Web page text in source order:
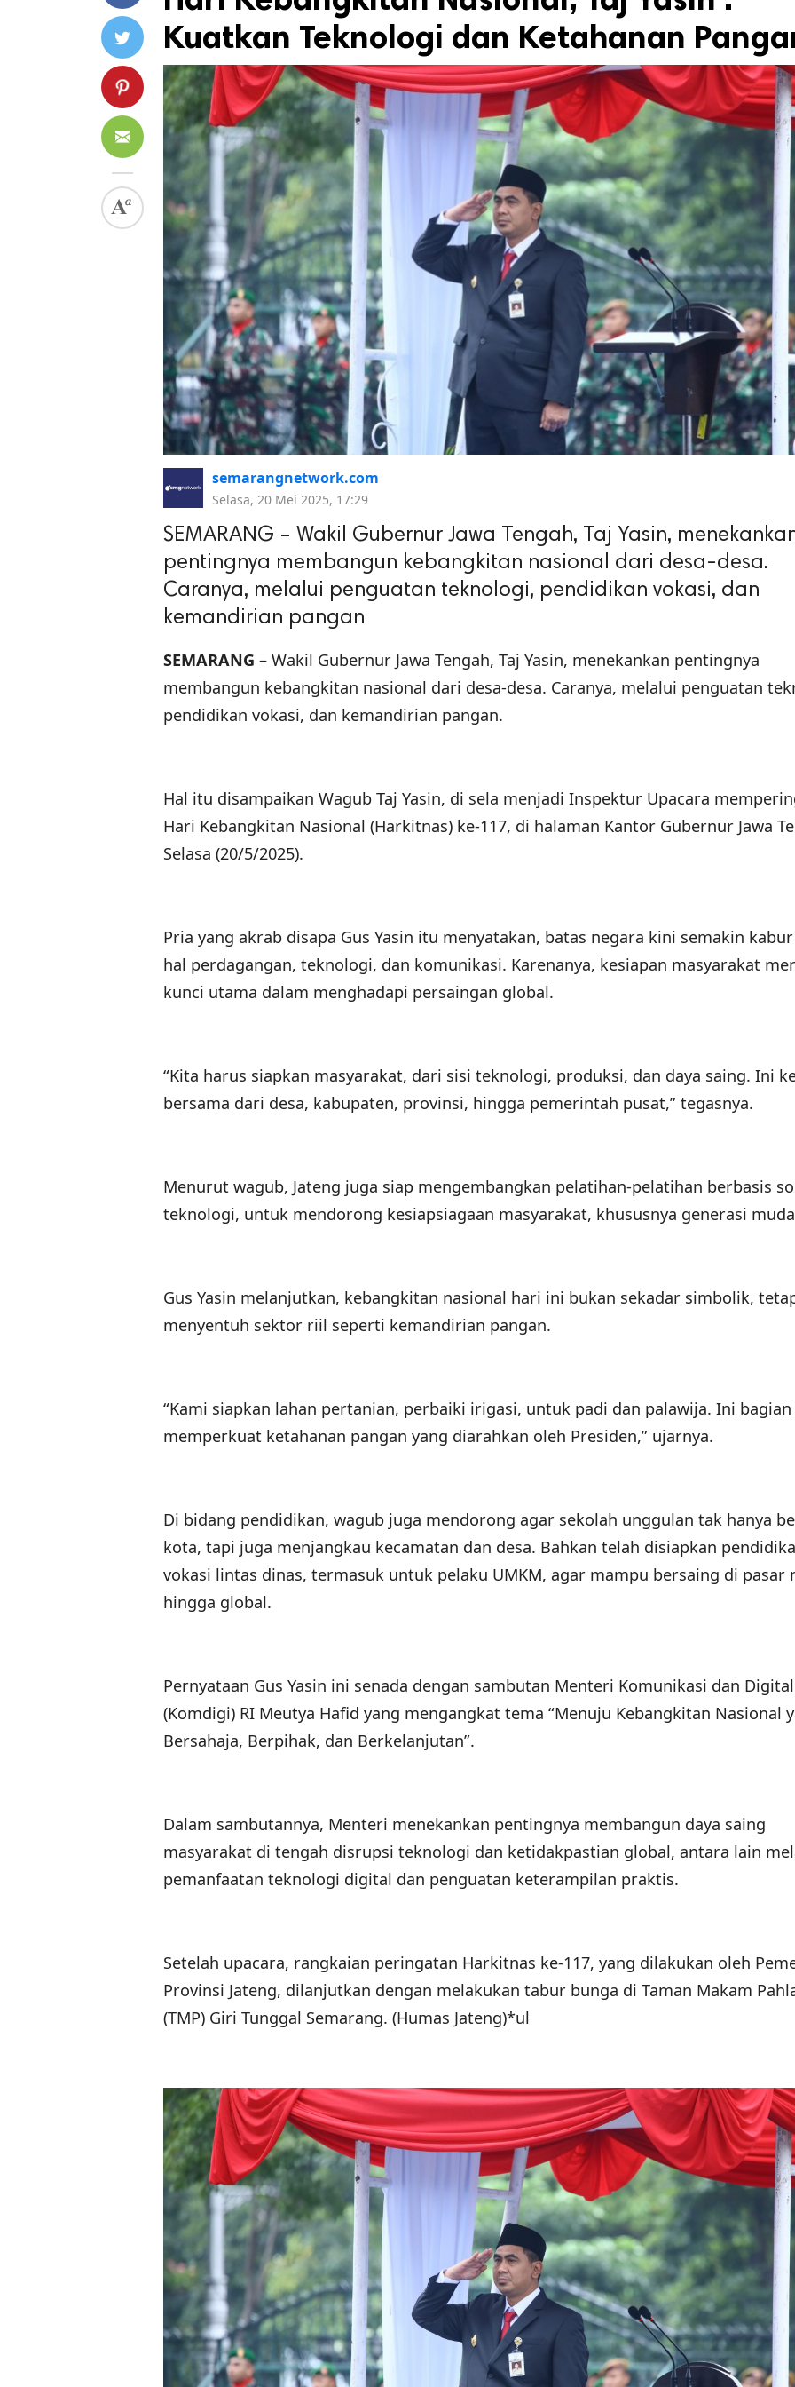
Kuatkan Teknologi dan Ketahanan
semarangnetwork.com
Selasa, 20 Mei 2025, 17:29
SEMARANG – Wakil Gubernur Jawa Tengah, Taj Yasin,
pentingnya membangun kebangkitan nasional dari desa-desa.
Caranya, melalui penguatan teknologi, pendidikan vokasi, dan
kemandirian pangan
SEMARANG – Wakil Gubernur Jawa Tengah, Taj Yasin, menekankan pentingnya
membangun kebangkitan nasional dari desa-desa. Caranya, melalui penguatan
pendidikan vokasi, dan kemandirian pangan.
Hal itu disampaikan Wagub Taj Yasin, di sela menjadi Inspektur Upacara
Hari Kebangkitan Nasional (Harkitnas) ke-117, di halaman Kantor Gubernur Jawa
Selasa (20/5/2025).
Pria yang akrab disapa Gus Yasin itu menyatakan, batas negara kini semakin
hal perdagangan, teknologi, dan komunikasi. Karenanya, kesiapan masyarakat
kunci utama dalam menghadapi persaingan global.
“Kita harus siapkan masyarakat, dari sisi teknologi, produksi, dan daya saing. Ini
bersama dari desa, kabupaten, provinsi, hingga pemerintah pusat,” tegasnya.
Menurut wagub, Jateng juga siap mengembangkan pelatihan-pelatihan berbasis
teknologi, untuk mendorong kesiapsiagaan masyarakat, khususnya generasi
Gus Yasin melanjutkan, kebangkitan nasional hari ini bukan sekadar simbolik,
menyentuh sektor riil seperti kemandirian pangan.
“Kami siapkan lahan pertanian, perbaiki irigasi, untuk padi dan palawija. Ini
memperkuat ketahanan pangan yang diarahkan oleh Presiden,” ujarnya.
Di bidang pendidikan, wagub juga mendorong agar sekolah unggulan tak hanya
kota, tapi juga menjangkau kecamatan dan desa. Bahkan telah disiapkan
vokasi lintas dinas, termasuk untuk pelaku UMKM, agar mampu bersaing di pasar
hingga global.
Pernyataan Gus Yasin ini senada dengan sambutan Menteri Komunikasi dan Digital
(Komdigi) RI Meutya Hafid yang mengangkat tema “Menuju Kebangkitan Nasional
Bersahaja, Berpihak, dan Berkelanjutan”.
Dalam sambutannya, Menteri menekankan pentingnya membangun daya saing
masyarakat di tengah disrupsi teknologi dan ketidakpastian global, antara lain
pemanfaatan teknologi digital dan penguatan keterampilan praktis.
Setelah upacara, rangkaian peringatan Harkitnas ke-117, yang dilakukan oleh
Provinsi Jateng, dilanjutkan dengan melakukan tabur bunga di Taman Makam
(TMP) Giri Tunggal Semarang. (Humas Jateng)*ul